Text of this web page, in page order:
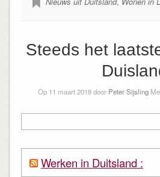
Steeds het
Op 11 maart 2018 door Peter Sijsling
Werken in Duitsland :